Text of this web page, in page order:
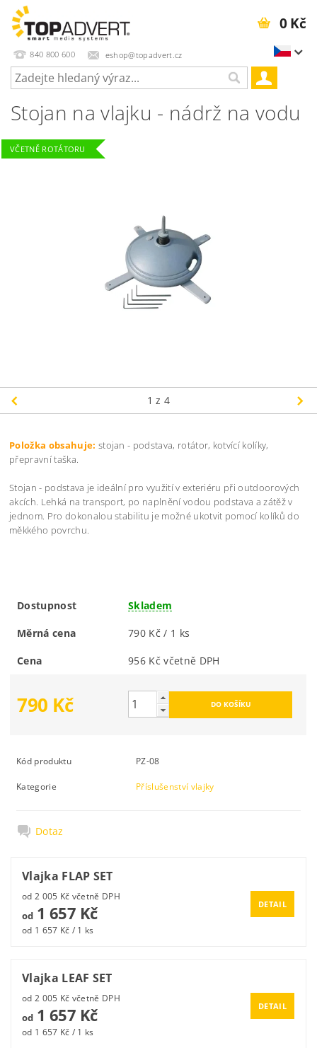
840 800 600 eshop@topadvert.cz
0 Kč
Stojan na vlajku - nádrž na vodu
VČETNĚ ROTÁTORU
1 z 4
Položka obsahuje: stojan - podstava, rotátor, kotvící kolíky,
přepravní taška.
Stojan - podstava je ideální pro využití v exteriéru při outdoorových
akcích. Lehká na transport, po naplnění vodou podstava a zátěž v
jednom. Pro dokonalou stabilitu je možné ukotvit pomocí kolíků do
měkkého povrchu.
Dostupnost Skladem
Měrná cena 790 Kč / 1 ks
Cena 956 Kč včetně DPH
790 Kč
Kód produktu PZ-08
Kategorie Příslušenství vlajky
Dotaz
Vlajka FLAP SET
od 2 005 Kč včetně DPH
od1 657 Kč
od 1 657 Kč / 1 ks
DETAIL
Vlajka LEAF SET
od 2 005 Kč včetně DPH
od1 657 Kč
od 1 657 Kč / 1 ks
DETAIL